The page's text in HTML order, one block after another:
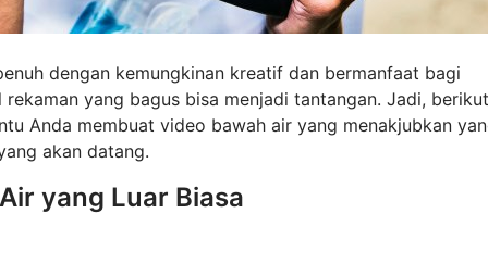
dengan kemungkinan kreatif dan bermanfaat bagi
yang bagus bisa menjadi tantangan. Jadi, berikut
Anda membuat video bawah air yang menakjubkan
akan datang.
yang Luar Biasa